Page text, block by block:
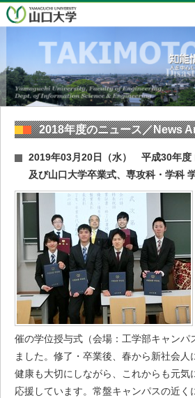
2018年度のニュース／News
2019年03月20日（水） 平成30年度
及び山口大学卒業式、専攻科・学科
催の学位授与式（会場：工学部キャンパ
ました。修了・卒業後、春から新社会人
健康も大切にしながら、これからも元気
応援しています。常盤キャンパスの近く